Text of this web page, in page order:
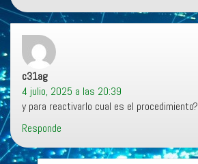
c31ag
4 julio, 2025 a las 20:39
y para reactivarlo cual es el procedimiento?
Responde